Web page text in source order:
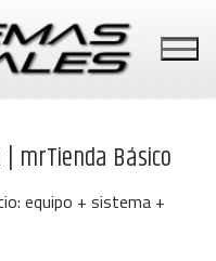
mrTienda Básico
equipo + sistema +